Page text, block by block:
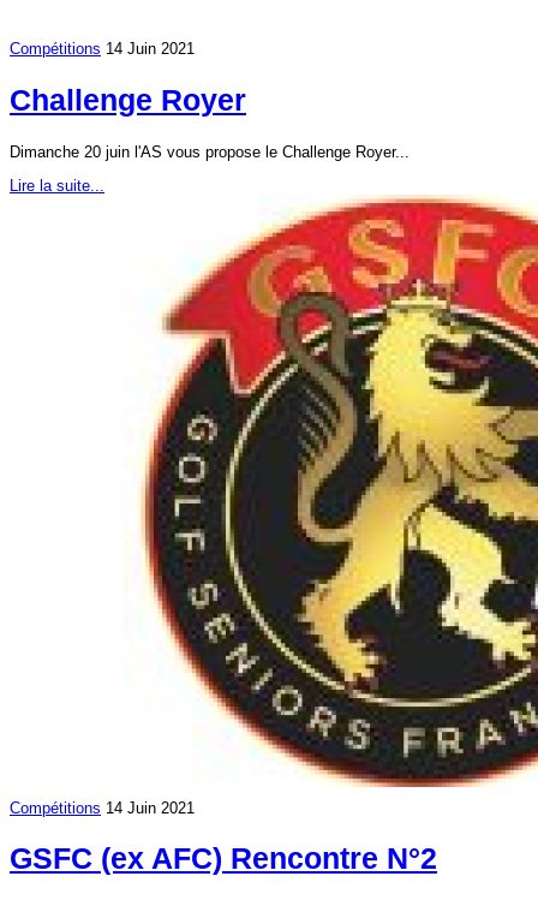
Compétitions 14 Juin 2021
Challenge Royer
Dimanche 20 juin l'AS vous propose le Challenge Royer...
Lire la suite...
Compétitions 14 Juin 2021
GSFC (ex AFC) Rencontre N°2